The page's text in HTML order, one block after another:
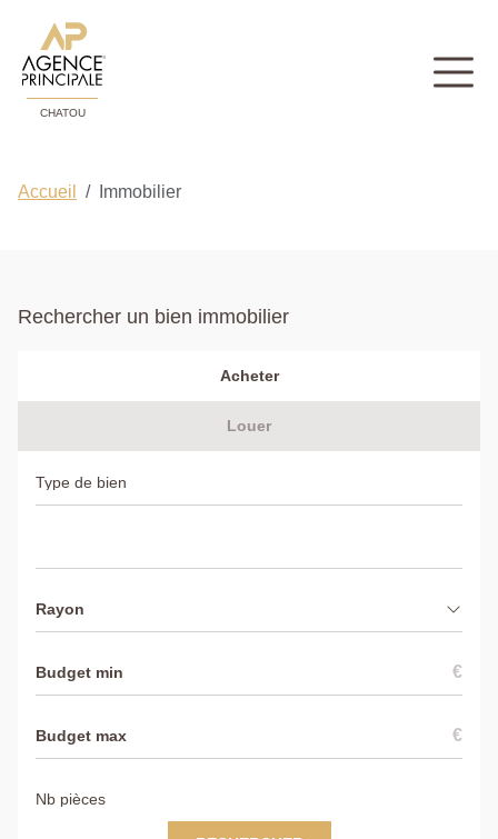
CHATOU
Accueil Immobilier
Rechercher un bien immobilier
Acheter
Louer
Rayon
€
€